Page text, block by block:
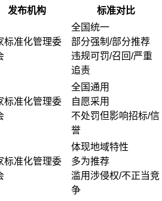
发布机构 标准对比
标准化管理委
全国统一
部分强制/部分推荐
违规可罚/召回/严重
追责
标准化管理委
全国通用
自愿采用
不处罚但影响招标/信
誉
标准化管理委
体现地域特性
多为推荐
滥用涉侵权/不正当竞
争